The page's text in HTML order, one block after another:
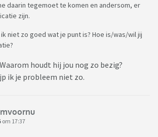
daarin tegemoet te komen en andersom, er
zijn.
niet zo goed wat je punt is? Hoe is/was/wil jij
houdt hij jou nog zo bezig?
ik je probleem niet zo.
om 17:37